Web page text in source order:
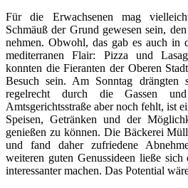
Für die Erwachsenen mag
Schmäuß der Grund gewesen sein,
nehmen. Obwohl, das gab es auch in
mediterranen Flair: Pizza und
konnten die Fieranten der Oberen
Besuch sein. Am Sonntag drängten
regelrecht durch die Gassen
Amtsgerichtsstraße aber noch fehlt, ist
Speisen, Getränken und der
genießen zu können. Die Bäckerei
und fand daher zufriedene
weiteren guten Genussideen ließe
interessanter machen. Das Potential